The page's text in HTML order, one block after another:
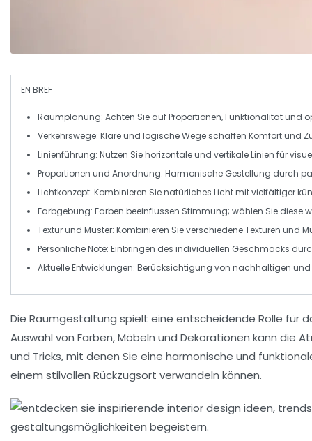
EN BREF
Raumplanung: Achten Sie auf Proportionen, Funktionalität und
Verkehrswege: Klare und logische Wege schaffen Komfort und
Linienführung: Nutzen Sie horizontale und vertikale Linien für
Proportionen und Anordnung: Harmonische Gestellung durch
Lichtkonzept: Kombinieren Sienatürliches Lichtmit vielfältiger
Farbgebung: Farben beeinflussen Stimmung; wählen Sie diese
Textur und Muster: Kombinieren Sie verschiedene Texturen und
Persönliche Note: Einbringen des individuellen Geschmacks
Aktuelle Entwicklungen: Berücksichtigung von nachhaltigen
Die Raumgestaltung spielt eine entscheidende Rolle für
Auswahl von Farben, Möbeln und Dekorationen kann die
und Tricks, mit denen Sie eine harmonische und
einem stilvollen Rückzugsort verwandeln können.